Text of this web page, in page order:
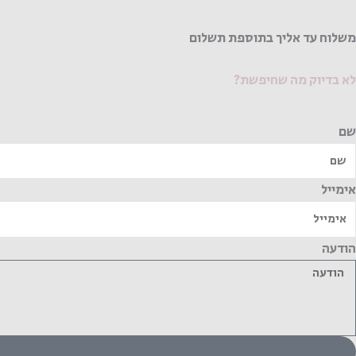
משלוח עד אליך בתוספת תשלום
לא בדיוק מה שחיפשת?
שם
אימייל
הודעה